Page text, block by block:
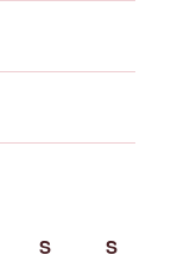
S S